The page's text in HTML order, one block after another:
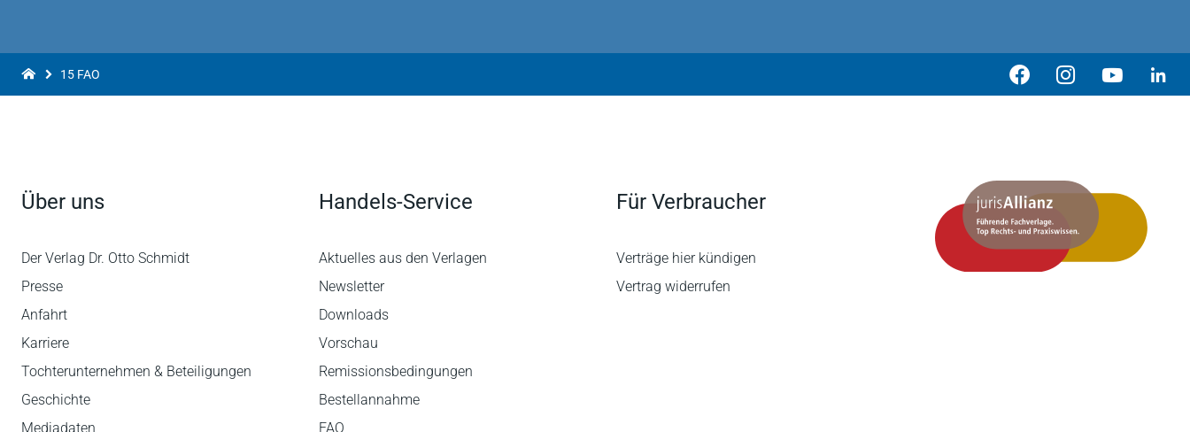
15 FAO
Über uns
Der Verlag Dr. Otto Schmidt
Presse
Anfahrt
Karriere
Tochterunternehmen & Beteiligungen
Geschichte
Mediadaten
Handels-Service
Aktuelles aus den Verlagen
Newsletter
Downloads
Vorschau
Remissionsbedingungen
Bestellannahme
FAQ
Für Verbraucher
Verträge hier kündigen
Vertrag widerrufen